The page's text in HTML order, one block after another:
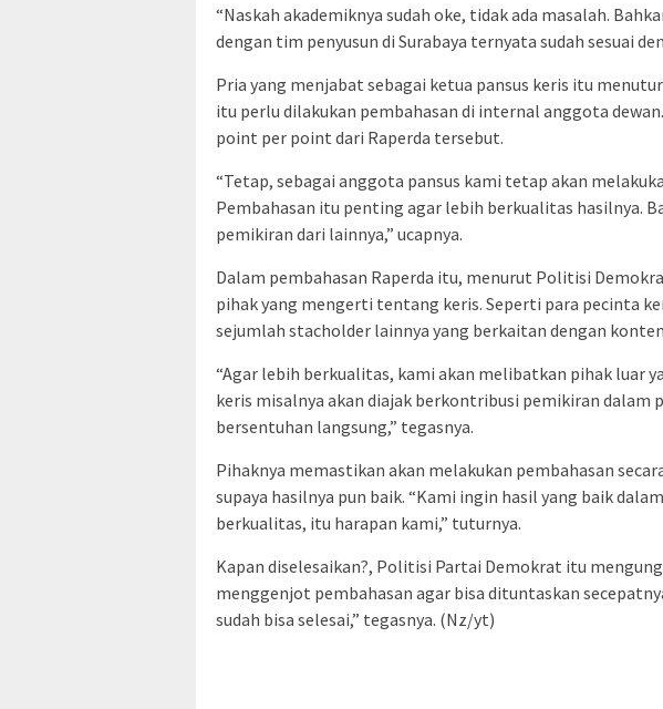
“Naskah akademiknya sudah oke, tidak ada masalah.
dengan tim penyusun di Surabaya ternyata sudah sesuai
Pria yang menjabat sebagai ketua pansus keris itu
itu perlu dilakukan pembahasan di internal anggota
point per point dari Raperda tersebut.
“Tetap, sebagai anggota pansus kami tetap akan
Pembahasan itu penting agar lebih berkualitas hasilnya.
pemikiran dari lainnya,” ucapnya.
Dalam pembahasan Raperda itu, menurut Politisi
pihak yang mengerti tentang keris. Seperti para pecinta
sejumlah stacholder lainnya yang berkaitan dengan
“Agar lebih berkualitas, kami akan melibatkan pihak luar
keris misalnya akan diajak berkontribusi pemikiran dalam
bersentuhan langsung,” tegasnya.
Pihaknya memastikan akan melakukan pembahasan
supaya hasilnya pun baik. “Kami ingin hasil yang baik
berkualitas, itu harapan kami,” tuturnya.
Kapan diselesaikan?, Politisi Partai Demokrat itu
menggenjot pembahasan agar bisa dituntaskan
sudah bisa selesai,” tegasnya. (Nz/yt)